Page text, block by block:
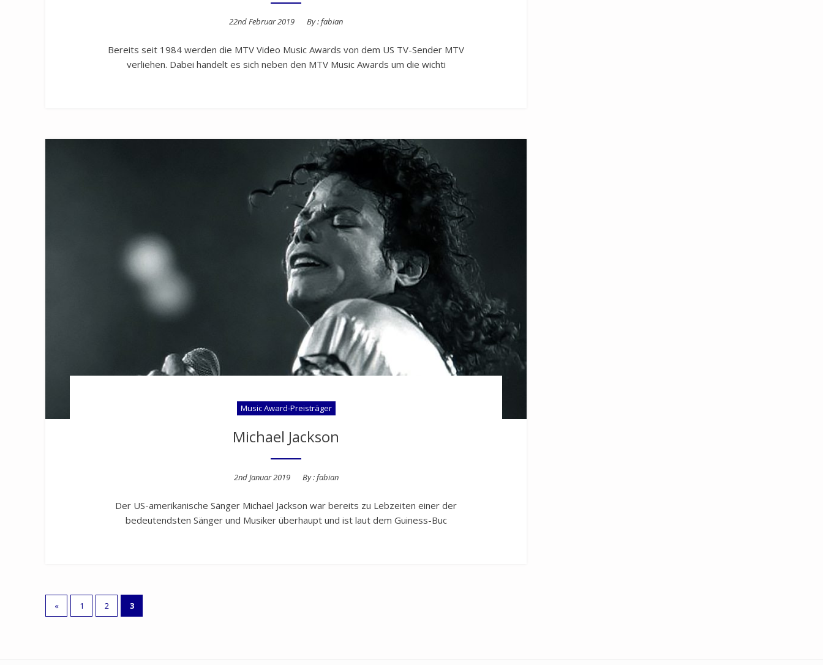
Posted
22nd Februar 2019 By :fabian
Bereits seit 1984 werden die MTV Video Music Awards von dem US TV-Sender MTV
verliehen. Dabei handelt es sich neben den MTV Music Awards um die wichti
Music Award-Preisträger
Michael Jackson
Posted
2nd Januar 2019 By :fabian
Der US-amerikanische Sänger Michael Jackson war bereits zu Lebzeiten einer der
bedeutendsten Sänger und Musiker überhaupt und ist laut dem Guiness-Buc
Seitennummerierung
der
« 1 2 3